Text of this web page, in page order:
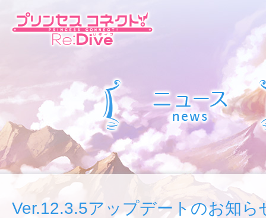
Ver.12.3.5アップデートのお知ら